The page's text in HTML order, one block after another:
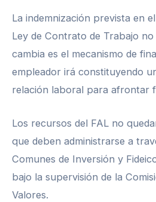
La indemnización prevista en
Ley de Contrato de Trabajo
cambia es el mecanismo de
empleador irá constituyendo
relación laboral para afrontar
Los recursos del FAL no
que deben administrarse a
Comunes de Inversión y
bajo la supervisión de la
Valores.